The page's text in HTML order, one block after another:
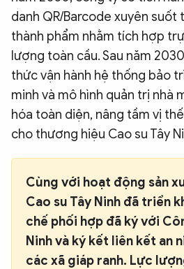
danh QR/Barcode xuyên suốt
thành phẩm nhằm tích hợp
lượng toàn cầu. Sau năm
thức vận hành hệ thống bảo
minh và mô hình quản trị nhà
hóa toàn diện, nâng tầm vị
cho thương hiệu Cao su Tây
Cùng với hoạt động sản
Cao su Tây Ninh đã triển
chế phối hợp đã ký với
Ninh và ký kết liên kết an
các xã giáp ranh. Lực